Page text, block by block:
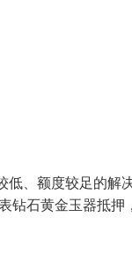
低、额度较足的解
钻石黄金玉器抵押